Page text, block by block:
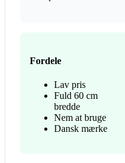
Fordele
Lav pris
Fuld 60 cm
bredde
Nem at bruge
Dansk mærke